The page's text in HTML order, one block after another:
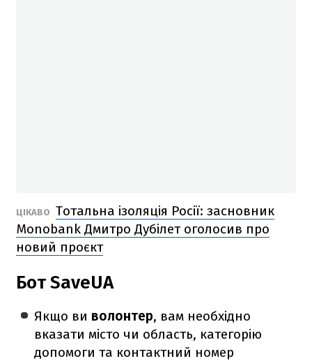
ЦІКАВО Тотальна ізоляція Росії: засновник
Monobank Дмитро Дубілет оголосив про
новий проєкт
Бот SaveUA
Якщо ви волонтер, вам необхідно
вказати місто чи область, категорію
допомоги та контактний номер